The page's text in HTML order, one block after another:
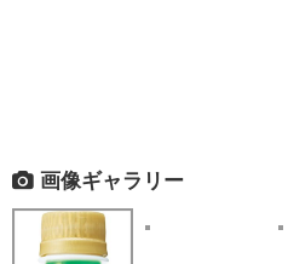
画像ギャラリー